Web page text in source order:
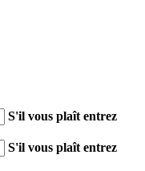
S'il vous plaît entrez
S'il vous plaît entrez